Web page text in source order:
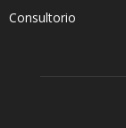
Consultorio